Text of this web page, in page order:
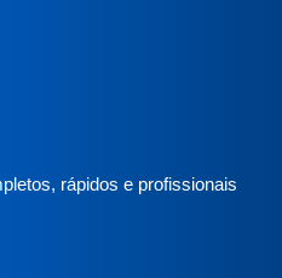
rápidos e profissionais